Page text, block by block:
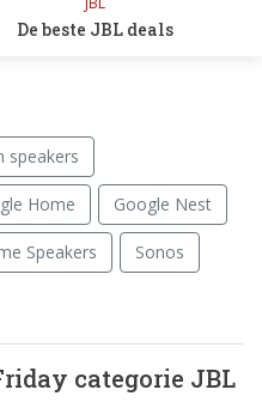
De beste JBL deals
speakers
Home Google Nest
Speakers Sonos
categorie JBL